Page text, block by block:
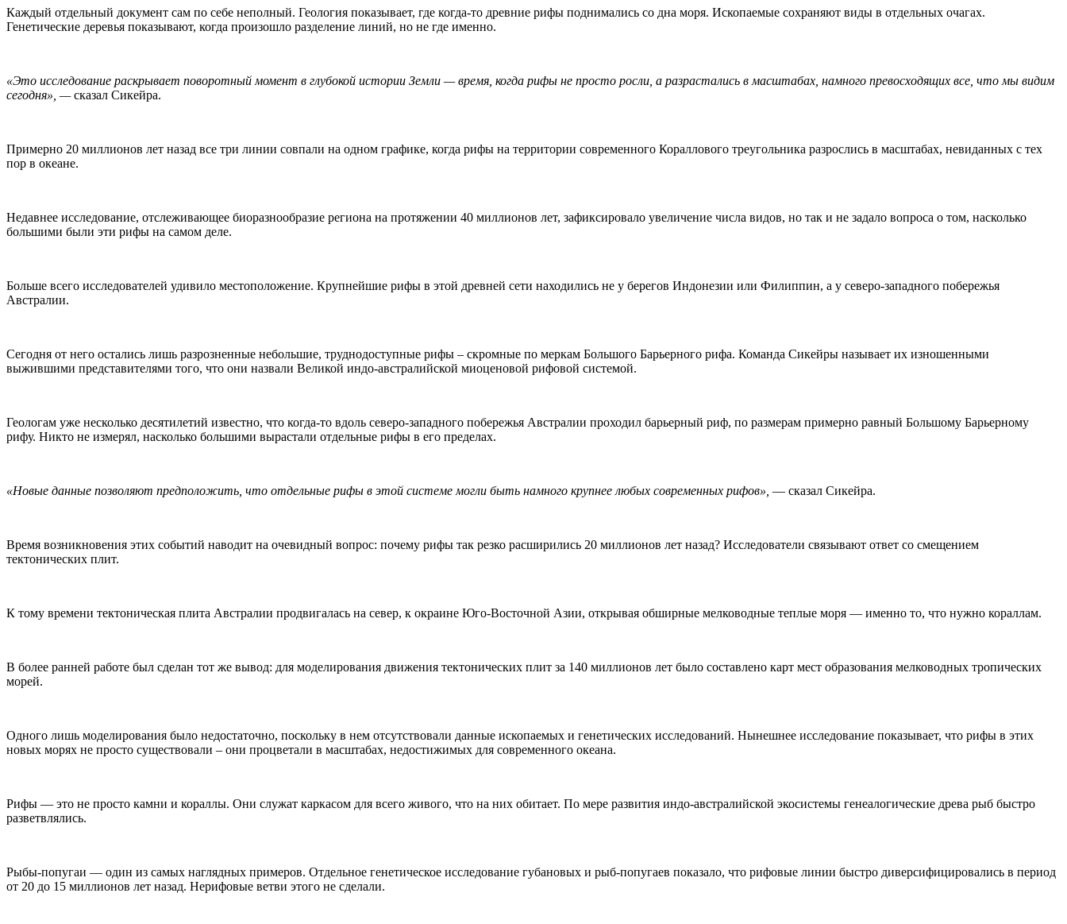
Каждый отдельный документ сам по себе неполный. Геология показывает, где когда-то древние рифы поднимались со дна моря. Ископаемые сохраняют виды в отдельных очагах.
Генетические деревья показывают, когда произошло разделение линий, но не где именно.
«Это исследование раскрывает поворотный момент в глубокой истории Земли — время, когда рифы не просто росли, а разрастались в масштабах, намного превосходящих все, что мы видим
сегодня», —сказал Сикейра.
Примерно 20 миллионов лет назад все три линии совпали на одном графике, когда рифы на территории современного Кораллового треугольника разрослись в масштабах, невиданных с тех
пор в океане.
Недавнее исследование, отслеживающее биоразнообразие региона на протяжении 40 миллионов лет, зафиксировало увеличение числа видов, но так и не задало вопроса о том, насколько
большими были эти рифы на самом деле.
Больше всего исследователей удивило местоположение. Крупнейшие рифы в этой древней сети находились не у берегов Индонезии или Филиппин, а у северо-западного побережья
Австралии.
Сегодня от него остались лишь разрозненные небольшие, труднодоступные рифы – скромные по меркам Большого Барьерного рифа. Команда Сикейры называет их изношенными
выжившими представителями того, что они назвали Великой индо-австралийской миоценовой рифовой системой.
Геологам уже несколько десятилетий известно, что когда-то вдоль северо-западного побережья Австралии проходил барьерный риф, по размерам примерно равный Большому Барьерному
рифу. Никто не измерял, насколько большими вырастали отдельные рифы в его пределах.
«Новые данные позволяют предположить, что отдельные рифы в этой системе могли быть намного крупнее любых современных рифов», — сказал Сикейра.
Время возникновения этих событий наводит на очевидный вопрос: почему рифы так резко расширились 20 миллионов лет назад? Исследователи связывают ответ со смещением
тектонических плит.
К тому времени тектоническая плита Австралии продвигалась на север, к окраине Юго-Восточной Азии, открывая обширные мелководные теплые моря — именно то, что нужно кораллам.
В более ранней работе был сделан тот же вывод: для моделирования движения тектонических плит за 140 миллионов лет было составлено карт мест образования мелководных тропических
морей.
Одного лишь моделирования было недостаточно, поскольку в нем отсутствовали данные ископаемых и генетических исследований. Нынешнее исследование показывает, что рифы в этих
новых морях не просто существовали – они процветали в масштабах, недостижимых для современного океана.
Рифы — это не просто камни и кораллы. Они служат каркасом для всего живого, что на них обитает. По мере развития индо-австралийской экосистемы генеалогические древа рыб быстро
разветвлялись.
Рыбы-попугаи — один из самых наглядных примеров. Отдельное генетическое исследование губановых и рыб-попугаев показало, что рифовые линии быстро диверсифицировались в период
от 20 до 15 миллионов лет назад. Нерифовые ветви этого не сделали.